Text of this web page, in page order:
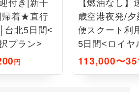
付き|新千
帰着★直行
台北5日間<
プラン>
円
【燃油なし
歳空港夜発/
便スクート利
5日間<ロイヤ
イペイ>
113,000〜